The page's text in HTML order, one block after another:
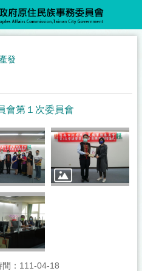
發
會第１次委員會
間：111-04-18